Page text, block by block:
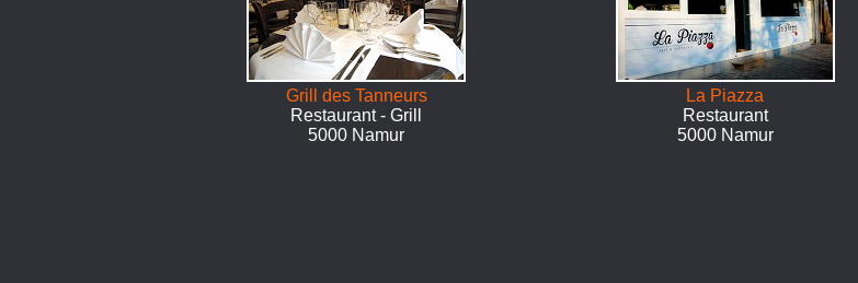
Grill des Tanneurs
Restaurant - Grill
5000 Namur
La Piazza
Restaurant
5000 Namur